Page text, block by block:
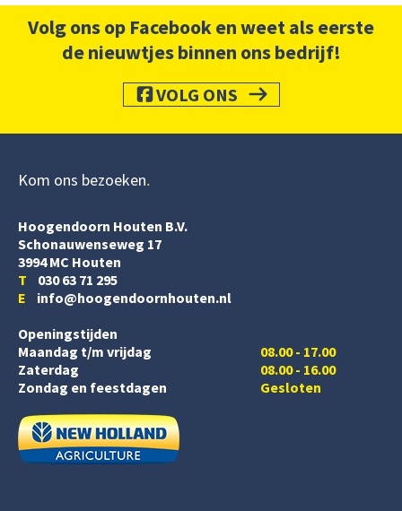
Volg ons op Facebook en weet als eerste
de nieuwtjes binnen ons bedrijf!
VOLG ONS
Kom ons bezoeken
Hoogendoorn Houten B.V.
Schonauwenseweg 17
3994 MC Houten
T 030 63 71 295
E info@hoogendoornhouten.nl
Openingstijden
Maandag t/m vrijdag
Zaterdag
08.00 - 17.00
08.00 - 16.00
Zondag en feestdagen
Gesloten